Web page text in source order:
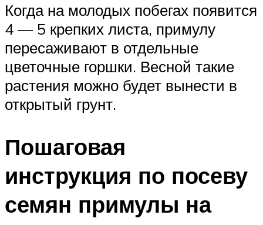
Когда на молодых побегах появится
4 — 5 крепких листа, примулу
пересаживают в отдельные
цветочные горшки. Весной такие
растения можно будет вынести в
открытый грунт.
Пошаговая
инструкция по посеву
семян примулы на